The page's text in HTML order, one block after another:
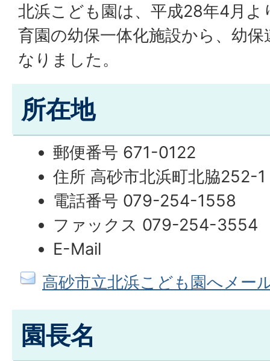
北浜こども園は、平成28年4月よ
育園の幼保一体化施設から、幼
なりました。
所在地
郵便番号 671-0122
住所 高砂市北浜町北脇252-1
電話番号 079-254-1558
ファックス 079-254-3554
E-Mail
高砂市立北浜こども園へメー
園長名